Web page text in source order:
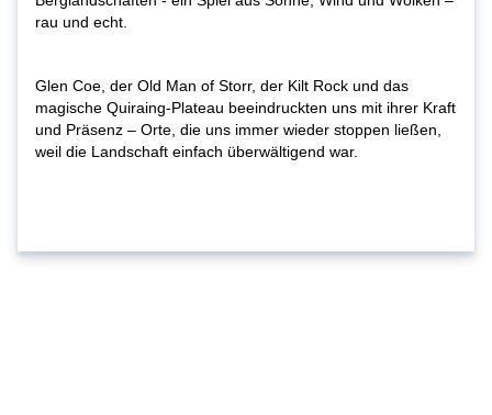
rau und echt.
Glen Coe, der Old Man of Storr, der Kilt Rock und das
magische Quiraing-Plateau beeindruckten uns mit ihrer Kraft
und Präsenz – Orte, die uns immer wieder stoppen ließen,
weil die Landschaft einfach überwältigend war.